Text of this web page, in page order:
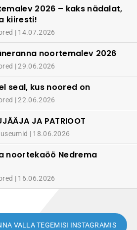
2026 – kaks nädalat,
kiiresti!
14.07.2026
noortemalev 2026
29.06.2026
seal, kus noored on
22.06.2026
JA PATRIOOT
18.06.2026
noortekaöö Nedrema
16.06.2026
VALLA TEGEMISI INSTAGRAMIS